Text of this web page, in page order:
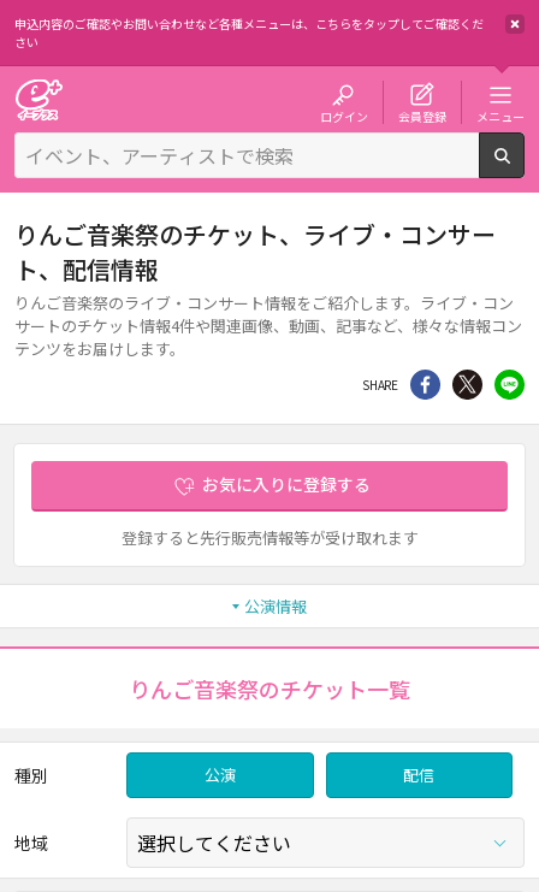
申込内容のご確認やお問い合わせなど各種メニューは、 こちらをタップしてご確認くだ
さい
ログイン 会員登録 メニュー
りんご音楽祭のチケット、ライブ・コンサー
ト、配信情報
りんご音楽祭のライブ・コンサート情報をご紹介します。ライブ・コン
サートのチケット情報4件や関連画像、動画、記事など、様々な情報コン
テンツをお届けします。
SHARE シェア Twitter
お気に入りに登録する
登録すると先行販売情報等が受け取れます
公演情報
りんご音楽祭のチケット一覧
種別 公演 配信
地域